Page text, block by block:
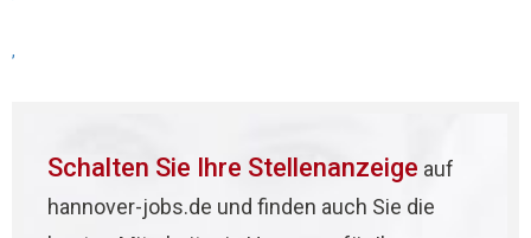
,
Schalten Sie Ihre Stellenanzeige auf
hannover-jobs.de und finden auch Sie die